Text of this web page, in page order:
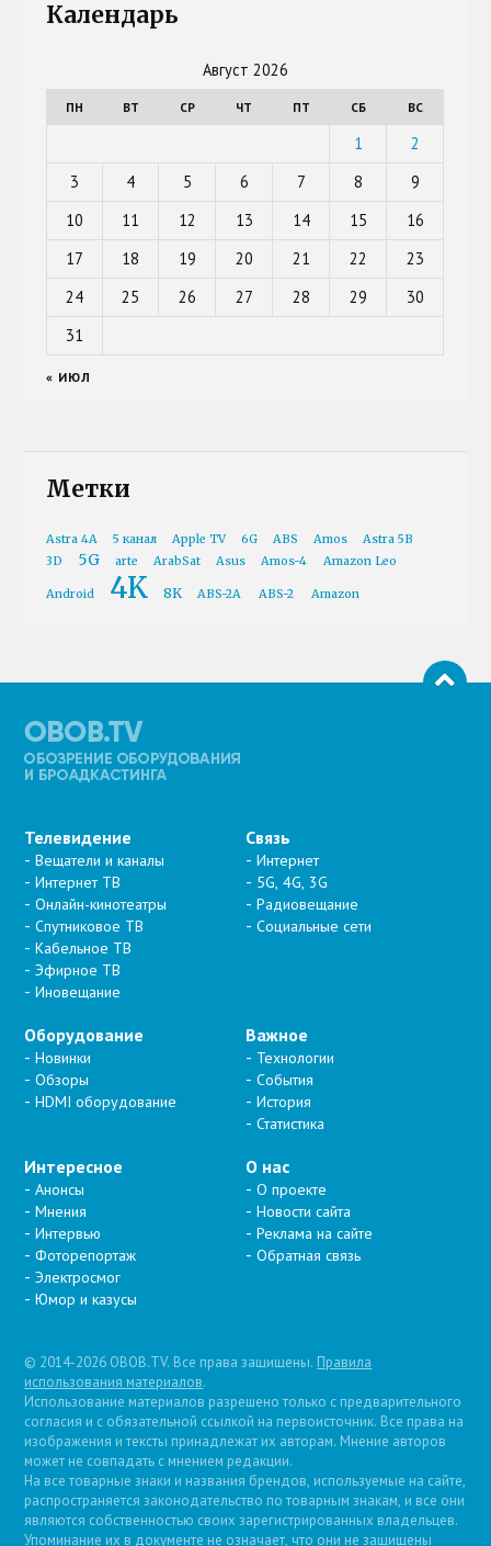
Календарь
Август 2026
ПН ВТ СР ЧТ ПТ СБ ВС
1
2
3
4 5 6 7 8
9
10
11 12 13 14 15
16
17
18 19 20 21 22
23
24
25 26 27 28 29
30
31
« ИЮЛ
Метки
Astra 4A 5 канал Apple TV 6G ABS Amos
Astra 5B
3D
5G arte ArabSat Asus Amos-4 Amazon Leo
Android 4K 8K ABS-2A ABS-2 Amazon
Телевидение
Вещатели и каналы
Интернет ТВ
Онлайн-кинотеатры
Спутниковое ТВ
Кабельное ТВ
Эфирное ТВ
Иновещание
Связь
Интернет
5G, 4G, 3G
Радиовещание
Социальные сети
Оборудование
Новинки
Обзоры
HDMI оборудование
Важное
Технологии
События
История
Статистика
Интересное
Анонсы
Мнения
Интервью
Фоторепортаж
Электросмог
Юмор и казусы
О нас
О проекте
Новости сайта
Реклама на сайте
Обратная связь
© 2014-2026 OBOB.TV. Все права защищены. Правила
использования материалов.
Использование материалов разрешено только с предварительного
согласия и с обязательной ссылкой на первоисточник. Все права на
изображения и тексты принадлежат их авторам. Мнение авторов
может не совпадать с мнением редакции.
На все товарные знаки и названия брендов, используемые на сайте,
распространяется законодательство по товарным знакам, и все они
являются собственностью своих зарегистрированных владельцев.
Упоминание их в документе не означает, что они не защищены